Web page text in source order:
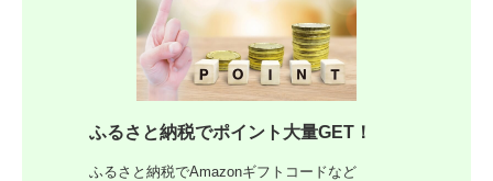
ふるさと納税でポイント大量GET！
ふるさと納税でAmazonギフトコードなど